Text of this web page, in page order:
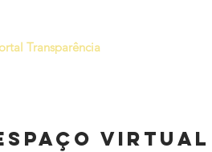
Transparência